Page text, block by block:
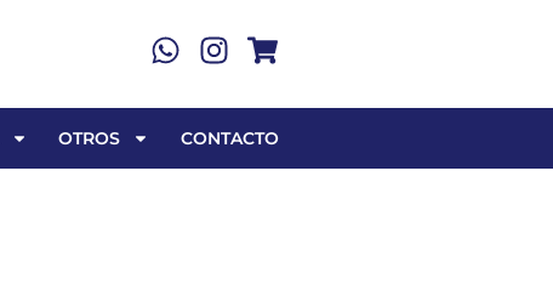
OTROS CONTACTO